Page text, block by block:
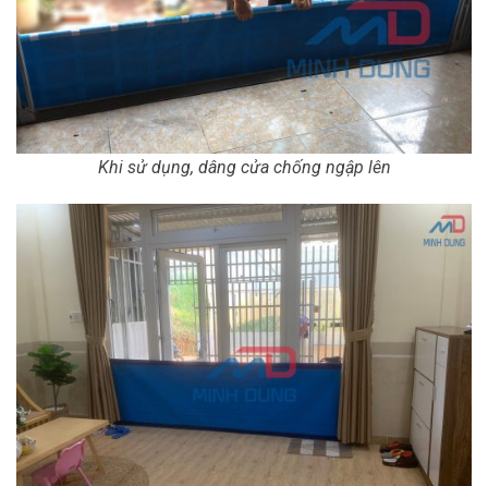
Khi sử dụng, dâng cửa chống ngập lên